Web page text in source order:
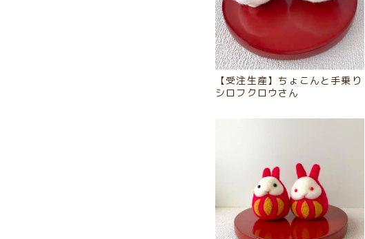
【受注生産】ちょこんと手乗り
シロフクロウさん